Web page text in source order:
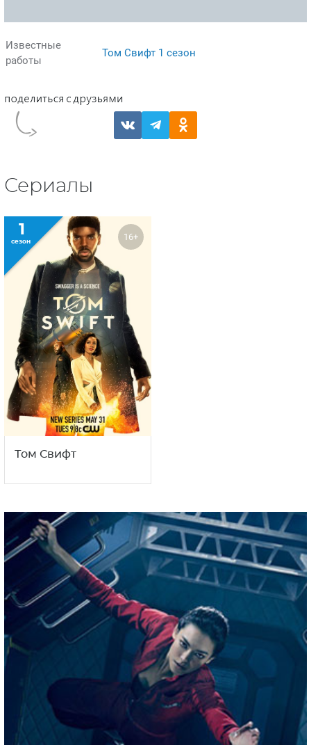
Известные
работы
Том Свифт 1 сезон
Сериалы
1
сезон 16+
Том Свифт